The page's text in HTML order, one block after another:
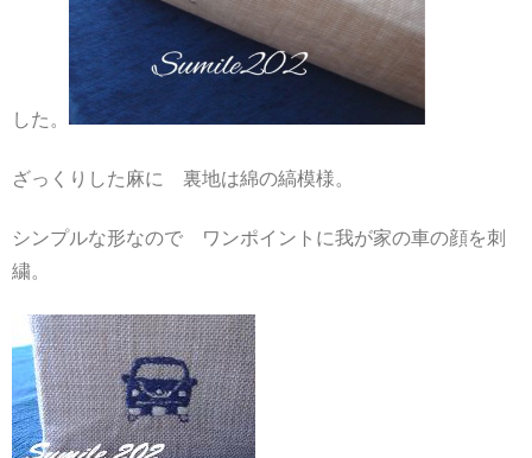
した。
ざっくりした麻に 裏地は綿の縞模様。
シンプルな形なので ワンポイントに我が家の車の顔を刺
繍。